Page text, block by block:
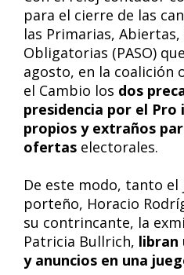
para el cierre de las
las Primarias,
Obligatorias (PASO)
agosto, en la coalición
el Cambio los dos
presidencia por el
propios y extraños
ofertas electorales.
De este modo, tanto el
porteño, Horacio
su contrincante, la
Patricia Bullrich, libran
y anuncios en una